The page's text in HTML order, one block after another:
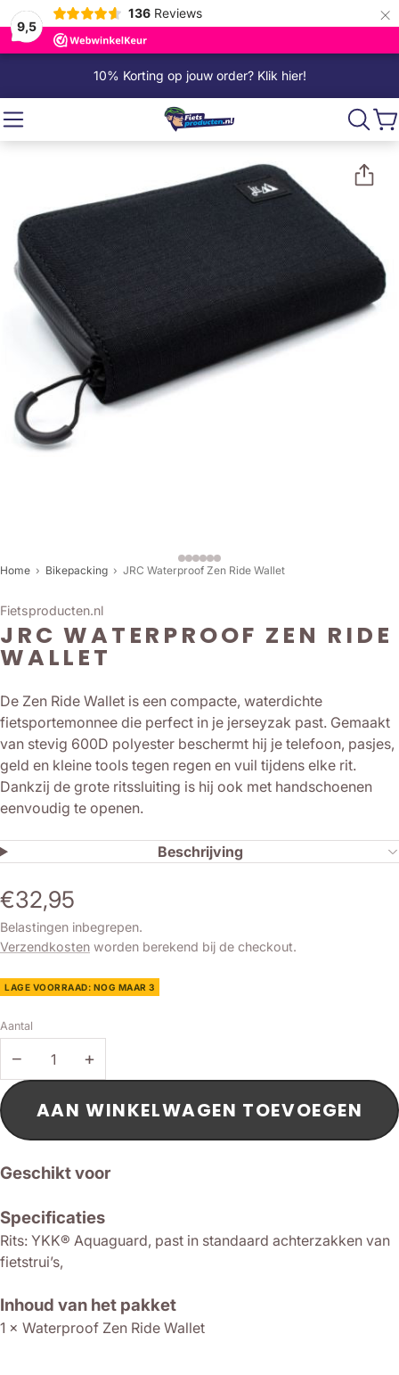
9,5
136 Reviews ×
10% Korting op jouw order? Klik hier!
Home › Bikepacking › JRC Waterproof Zen Ride Wallet
Fietsproducten.nl
JRC WATERPROOF ZEN RIDE
WALLET
De Zen Ride Wallet is een compacte, waterdichte
fietsportemonnee die perfect in je jerseyzak past. Gemaakt
van stevig 600D polyester beschermt hij je telefoon, pasjes,
geld en kleine tools tegen regen en vuil tijdens elke rit.
Dankzij de grote ritssluiting is hij ook met handschoenen
eenvoudig te openen.
Beschrijving
€32,95
Belastingen inbegrepen.
Verzendkosten worden berekend bij de checkout.
LAGE VOORRAAD: NOG MAAR 3
Aantal
− +
AAN WINKELWAGEN TOEVOEGEN
Geschikt voor
Specificaties
Rits: YKK® Aquaguard, past in standaard achterzakken van
fietstrui’s,
Inhoud van het pakket
1 × Waterproof Zen Ride Wallet